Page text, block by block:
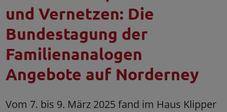
und Vernetzen: Die
Bundestagung der
Familienanalogen
Angebote auf Norderney
Vom 7. bis 9. März 2025 fand im Haus Klipper